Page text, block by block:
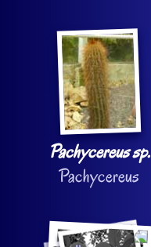
Pachycereus sp.
Pachycereus